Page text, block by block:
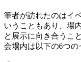
筆者が訪れたのはイ
いうこともあり、場
と展示に向き合うこ
会場内は以下の6つの